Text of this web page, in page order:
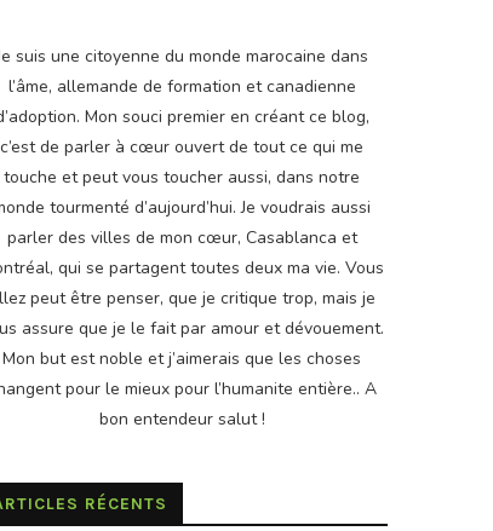
suis une citoyenne du monde marocaine dans
l’âme, allemande de formation et canadienne
Mon souci premier en créant ce blog,
c’est de parler à cœur ouvert de tout ce qui me
touche et peut vous toucher aussi, dans notre
tourmenté d’aujourd’hui. Je voudrais aussi
parler des villes de mon cœur, Casablanca et
qui se partagent toutes deux ma vie. Vous
peut être penser, que je critique trop, mais je
assure que je le fait par amour et dévouement.
Mon but est noble et j’aimerais que les choses
pour le mieux pour l’humanite entière.. A
bon entendeur salut !
RÉCENTS